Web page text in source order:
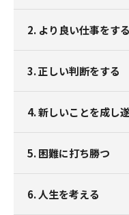
2. より良い仕事をする
3. 正しい判断をする
4. 新しいことを成し
5. 困難に打ち勝つ
6. 人生を考える